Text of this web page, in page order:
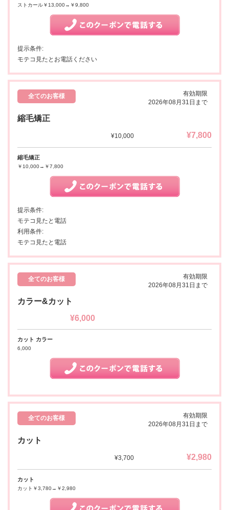
ストカール￥13,000→￥9,800
提示条件:
モテコ見たとお電話ください
全てのお客様
有効期限
2026年08月31日まで
縮毛矯正
¥10,000 ¥7,800
縮毛矯正
￥10,000→￥7,800
提示条件:
モテコ見たと電話
利用条件:
モテコ見たと電話
全てのお客様
有効期限
2026年08月31日まで
カラー&カット
¥6,000
カット カラー
6,000
全てのお客様
有効期限
2026年08月31日まで
カット
¥3,700 ¥2,980
カット
カット￥3,780→￥2,980